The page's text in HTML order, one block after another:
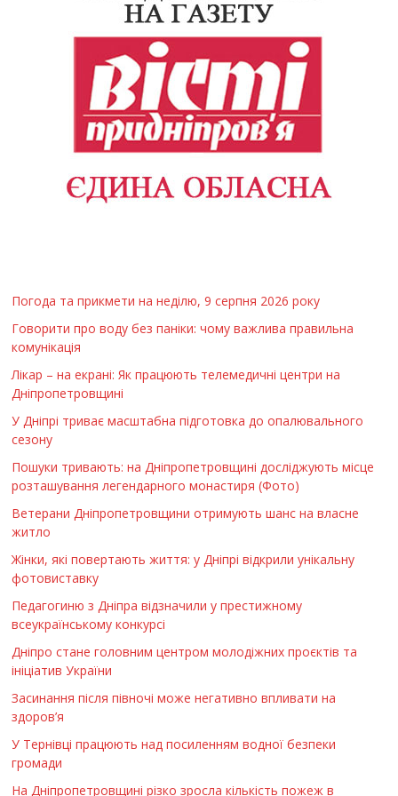
Погода та прикмети на неділю, 9 серпня 2026 року
Говорити про воду без паніки: чому важлива правильна
комунікація
Лікар – на екрані: Як працюють телемедичні центри на
Дніпропетровщині
У Дніпрі триває масштабна підготовка до опалювального
сезону
Пошуки тривають: на Дніпропетровщині досліджують місце
розташування легендарного монастиря (Фото)
Ветерани Дніпропетровщини отримують шанс на власне
житло
Жінки, які повертають життя: у Дніпрі відкрили унікальну
фотовиставку
Педагогиню з Дніпра відзначили у престижному
всеукраїнському конкурсі
Дніпро стане головним центром молодіжних проєктів та
ініціатив України
Засинання після півночі може негативно впливати на
здоров’я
У Тернівці працюють над посиленням водної безпеки
громади
На Дніпропетровщині різко зросла кількість пожеж в